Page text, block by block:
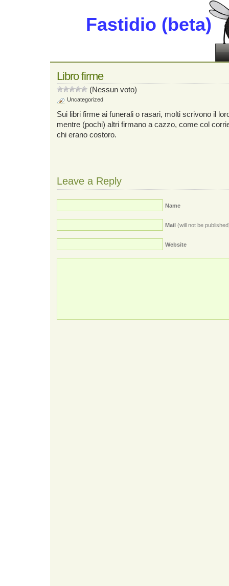
Fastidio (beta)
Libro firme
(Nessun voto)
Uncategorized
Sui libri firme ai funerali o rasari, molti scrivono il
mentre (pochi) altri firmano a cazzo, come col
chi erano costoro.
Leave a Reply
Name
Mail (will not be
Website